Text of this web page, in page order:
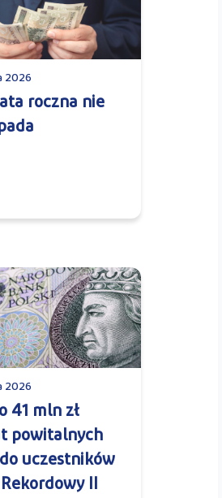
2026
roczna nie
2026
41 mln zł
powitalnych
uczestników
Rekordowy II